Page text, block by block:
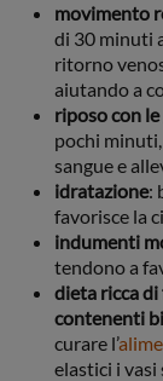
movimento
di 30 minuti
ritorno
aiutando a
riposo con
pochi
sangue e
idratazione:
favorisce la
indumenti
tendono a
dieta ricca
contenenti
curare l’
elastici i vasi